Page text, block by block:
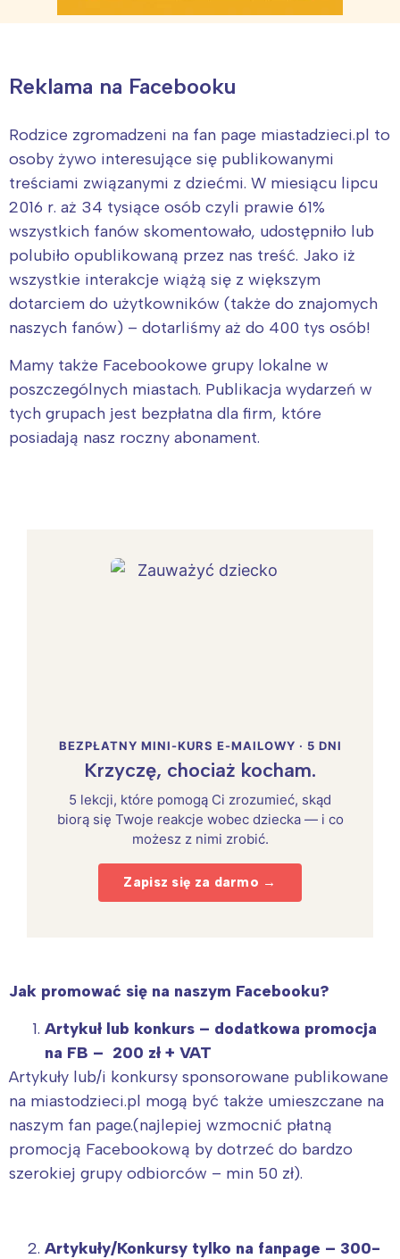
Reklama na Facebooku
Rodzice zgromadzeni na fan page miastadzieci.pl to
osoby żywo interesujące się publikowanymi
treściami związanymi z dziećmi. W miesiącu lipcu
2016 r. aż 34 tysiące osób czyli prawie 61%
wszystkich fanów skomentowało, udostępniło lub
polubiło opublikowaną przez nas treść. Jako iż
wszystkie interakcje wiążą się z większym
dotarciem do użytkowników (także do znajomych
naszych fanów) – dotarliśmy aż do 400 tys osób!
Mamy także Facebookowe grupy lokalne w
poszczególnych miastach. Publikacja wydarzeń w
tych grupach jest bezpłatna dla firm, które
posiadają nasz roczny abonament.
BEZPŁATNY MINI-KURS E-MAILOWY · 5 DNI
Krzyczę, chociaż kocham.
5 lekcji, które pomogą Ci zrozumieć, skąd
biorą się Twoje reakcje wobec dziecka — i co
możesz z nimi zrobić.
Zapisz się za darmo →
Jak promować się na naszym Facebooku?
Artykuł lub konkurs – dodatkowa promocja
na FB – 200 zł + VAT
Artykuły lub/i konkursy sponsorowane publikowane
na miastodzieci.pl mogą być także umieszczane na
naszym fan page.(najlepiej wzmocnić płatną
promocją Facebookową by dotrzeć do bardzo
szerokiej grupy odbiorców – min 50 zł).
Artykuły/Konkursy tylko na fanpage – 300-